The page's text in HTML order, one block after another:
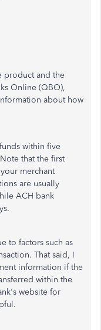
product and the
Online (QBO),
about how
within five
that the first
merchant
are usually
ACH bank
to factors such as
That said, I
information if the
within the
website for